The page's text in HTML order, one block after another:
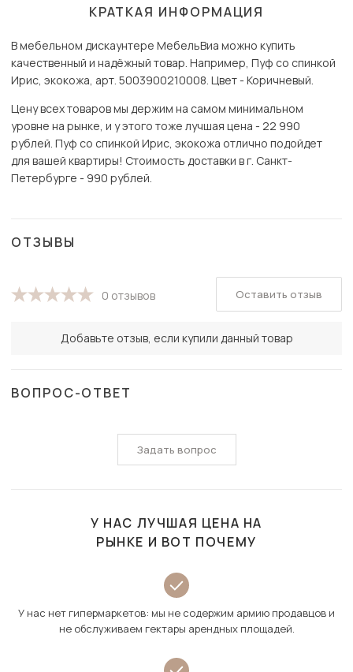
КРАТКАЯ ИНФОРМАЦИЯ
В мебельном дискаунтере МебельВиа можно купить
качественный и надёжный товар. Например, Пуф со спинкой
Ирис, экокожа, арт. 5003900210008. Цвет - Коричневый.
Цену всех товаров мы держим на самом минимальном
уровне на рынке, и у этого тоже лучшая цена - 22 990
рублей. Пуф со спинкой Ирис, экокожа отлично подойдет
для вашей квартиры! Стоимость доставки в г. Санкт-
Петербурге - 990 рублей.
ОТЗЫВЫ
0 отзывов
Добавьте отзыв, если купили данный товар
Оставить отзыв
ВОПРОС-ОТВЕТ
Задать вопрос
У НАС ЛУЧШАЯ ЦЕНА НА
РЫНКЕ И ВОТ ПОЧЕМУ
У нас нет гипермаркетов: мы не содержим армию продавцов и
не обслуживаем гектары арендных площадей.